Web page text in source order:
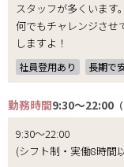
スタッフが多くいます。
何でもチャレンジさせ
しますよ！
社員登用あり 長期で
勤務時間9:30～22:00
9:30～22:00
(シフト制・実働8時間